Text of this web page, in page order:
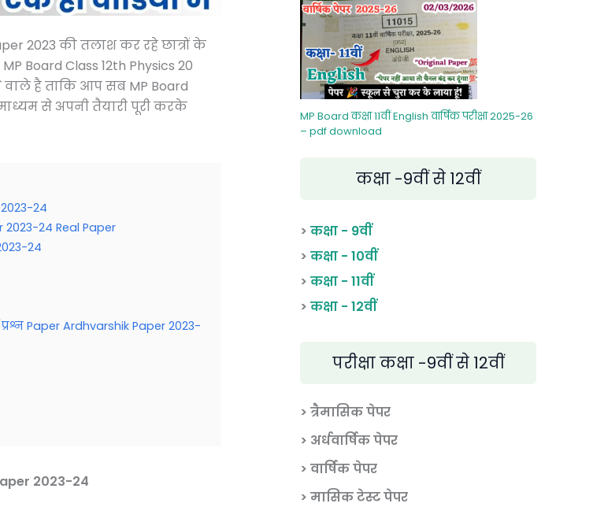
2023 की तलाश कर रहे छात्रों के
Class 12th Physics 20
वाले है ताकि आप सब MP Board
से अपनी तैयारी पूरी करके
24
2023-24 Real Paper
24
Paper Ardhvarshik Paper 2023-
2023-24
MP Board कक्षा 11वीं English वार्षिक परीक्षा 2025-26
– pdf download
कक्षा -9वीं से 12वीं
> कक्षा - 9वीं
> कक्षा - 10वीं
> कक्षा - 11वीं
> कक्षा - 12वीं
परीक्षा कक्षा -9वीं से 12वीं
> त्रैमासिक पेपर
> अर्धवार्षिक पेपर
> वार्षिक पेपर
> मासिक टेस्ट पेपर